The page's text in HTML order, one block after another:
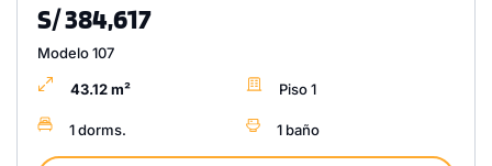
S/ 384,617
Modelo 107
43.12 m² Piso 1
1 dorms. 1 baño